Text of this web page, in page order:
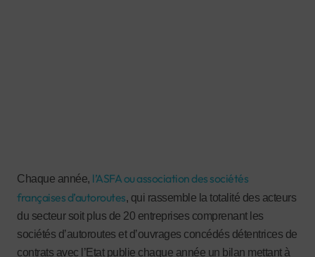
Chaque année, l’ASFA ou association des sociétés
françaises d’autoroutes, qui rassemble la totalité des acteurs
du secteur soit plus de 20 entreprises comprenant les
sociétés d’autoroutes et d’ouvrages concédés détentrices de
contrats avec l’Etat publie chaque année un bilan mettant à